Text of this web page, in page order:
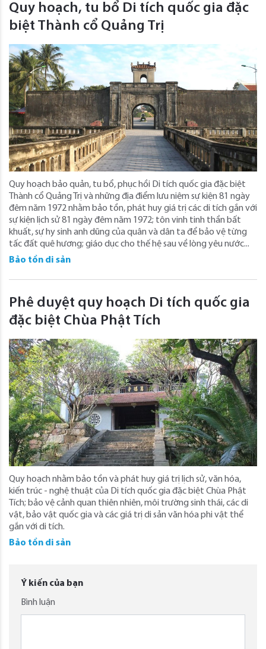
Quy hoạch, tu bổ Di tích quốc gia đặc
biệt Thành cổ Quảng Trị
Quy hoạch bảo quản, tu bổ, phục hồi Di tích quốc gia đặc biệt
Thành cổ Quảng Trị và những địa điểm lưu niệm sự kiện 81 ngày
đêm năm 1972 nhằm bảo tồn, phát huy giá trị các di tích gắn với
sự kiện lịch sử 81 ngày đêm năm 1972; tôn vinh tinh thần bất
khuất, sự hy sinh anh dũng của quân và dân ta để bảo vệ từng
tấc đất quê hương; giáo dục cho thế hệ sau về lòng yêu nước...
Bảo tồn di sản
Phê duyệt quy hoạch Di tích quốc gia
đặc biệt Chùa Phật Tích
Quy hoạch nhằm bảo tồn và phát huy giá trị lịch sử, văn hóa,
kiến trúc - nghệ thuật của Di tích quốc gia đặc biệt Chùa Phật
Tích; bảo vệ cảnh quan thiên nhiên, môi trường sinh thái, các di
vật, bảo vật quốc gia và các giá trị di sản văn hóa phi vật thể
gắn với di tích.
Bảo tồn di sản
Ý kiến của bạn
Bình luận